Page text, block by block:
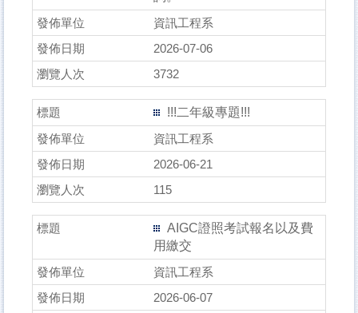
資訊工程系
2026-07-06
3732
!!!二年級專題!!!
資訊工程系
2026-06-21
115
AIGC證照考試報名以及費
用繳交
資訊工程系
2026-06-07